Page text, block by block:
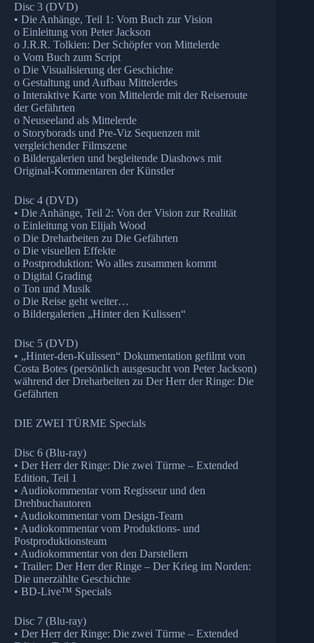
Disc 3 (DVD)
• Die Anhänge, Teil 1: Vom Buch zur Vision
o Einleitung von Peter Jackson
o J.R.R. Tolkien: Der Schöpfer von Mittelerde
o Vom Buch zum Script
o Die Visualisierung der Geschichte
o Gestaltung und Aufbau Mittelerdes
o Interaktive Karte von Mittelerde mit der Reiseroute
der Gefährten
o Neuseeland als Mittelerde
o Storyborads und Pre-Viz Sequenzen mit
vergleichender Filmszene
o Bildergalerien und begleitende Diashows mit
Original-Kommentaren der Künstler
Disc 4 (DVD)
• Die Anhänge, Teil 2: Von der Vision zur Realität
o Einleitung von Elijah Wood
o Die Dreharbeiten zu Die Gefährten
o Die visuellen Effekte
o Postproduktion: Wo alles zusammen kommt
o Digital Grading
o Ton und Musik
o Die Reise geht weiter…
o Bildergalerien „Hinter den Kulissen“
Disc 5 (DVD)
• „Hinter-den-Kulissen“ Dokumentation gefilmt von
Costa Botes (persönlich ausgesucht von Peter Jackson)
während der Dreharbeiten zu Der Herr der Ringe: Die
Gefährten
DIE ZWEI TÜRME Specials
Disc 6 (Blu-ray)
• Der Herr der Ringe: Die zwei Türme – Extended
Edition, Teil 1
• Audiokommentar vom Regisseur und den
Drehbuchautoren
• Audiokommentar vom Design-Team
• Audiokommentar vom Produktions- und
Postproduktionsteam
• Audiokommentar von den Darstellern
• Trailer: Der Herr der Ringe – Der Krieg im Norden:
Die unerzählte Geschichte
• BD-Live™ Specials
Disc 7 (Blu-ray)
• Der Herr der Ringe: Die zwei Türme – Extended